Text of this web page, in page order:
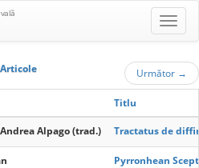
Articole Următor →
Titlu
Alpago (trad.) Tractatus de
Pyrronhean